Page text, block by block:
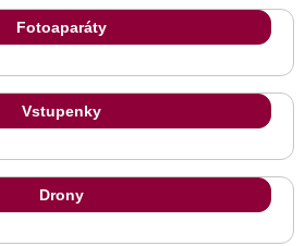
Fotoaparáty
Vstupenky
Drony